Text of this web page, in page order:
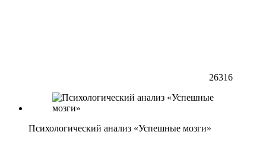
26316
Психологический анализ «Успешные мозги»